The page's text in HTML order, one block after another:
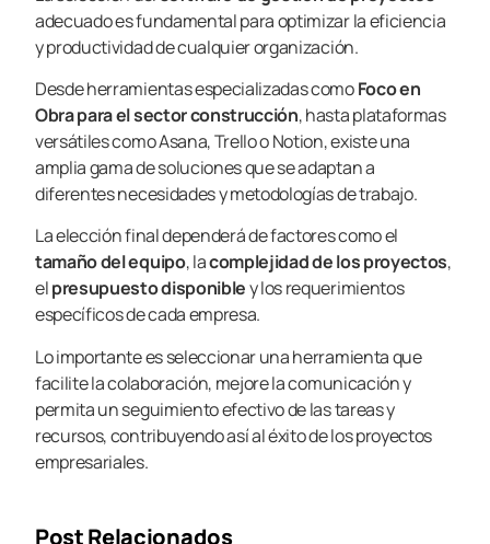
adecuado es fundamental para optimizar la eficiencia
y productividad de cualquier organización.
Desde herramientas especializadas comoFoco en
Obra para el sector construcción, hasta plataformas
versátiles como Asana, Trello o Notion, existe una
amplia gama de soluciones que se adaptan a
diferentes necesidades y metodologías de trabajo.
La elección final dependerá de factores como el
tamaño del equipo, lacomplejidad de los proyectos,
elpresupuesto disponibley los requerimientos
específicos de cada empresa.
Lo importante es seleccionar una herramienta que
facilite la colaboración, mejore la comunicación y
permita un seguimiento efectivo de las tareas y
recursos, contribuyendo así al éxito de los proyectos
empresariales.
Post Relacionados